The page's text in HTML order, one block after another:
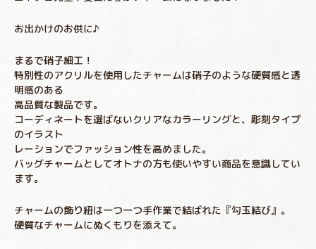
お出かけのお供に♪
まるで硝子細工！
特別性のアクリルを使用したチャームは硝子のような硬質感と透
明感のある
高品質な製品です。
コーディネートを選ばないクリアなカラーリングと、彫刻タイプ
のイラスト
レーションでファッション性を高めました。
バッグチャームとしてオトナの方も使いやすい商品を意識してい
ます。
チャームの飾り紐は一つ一つ手作業で結ばれた『勾玉結び』。
硬質なチャームにぬくもりを添えて。